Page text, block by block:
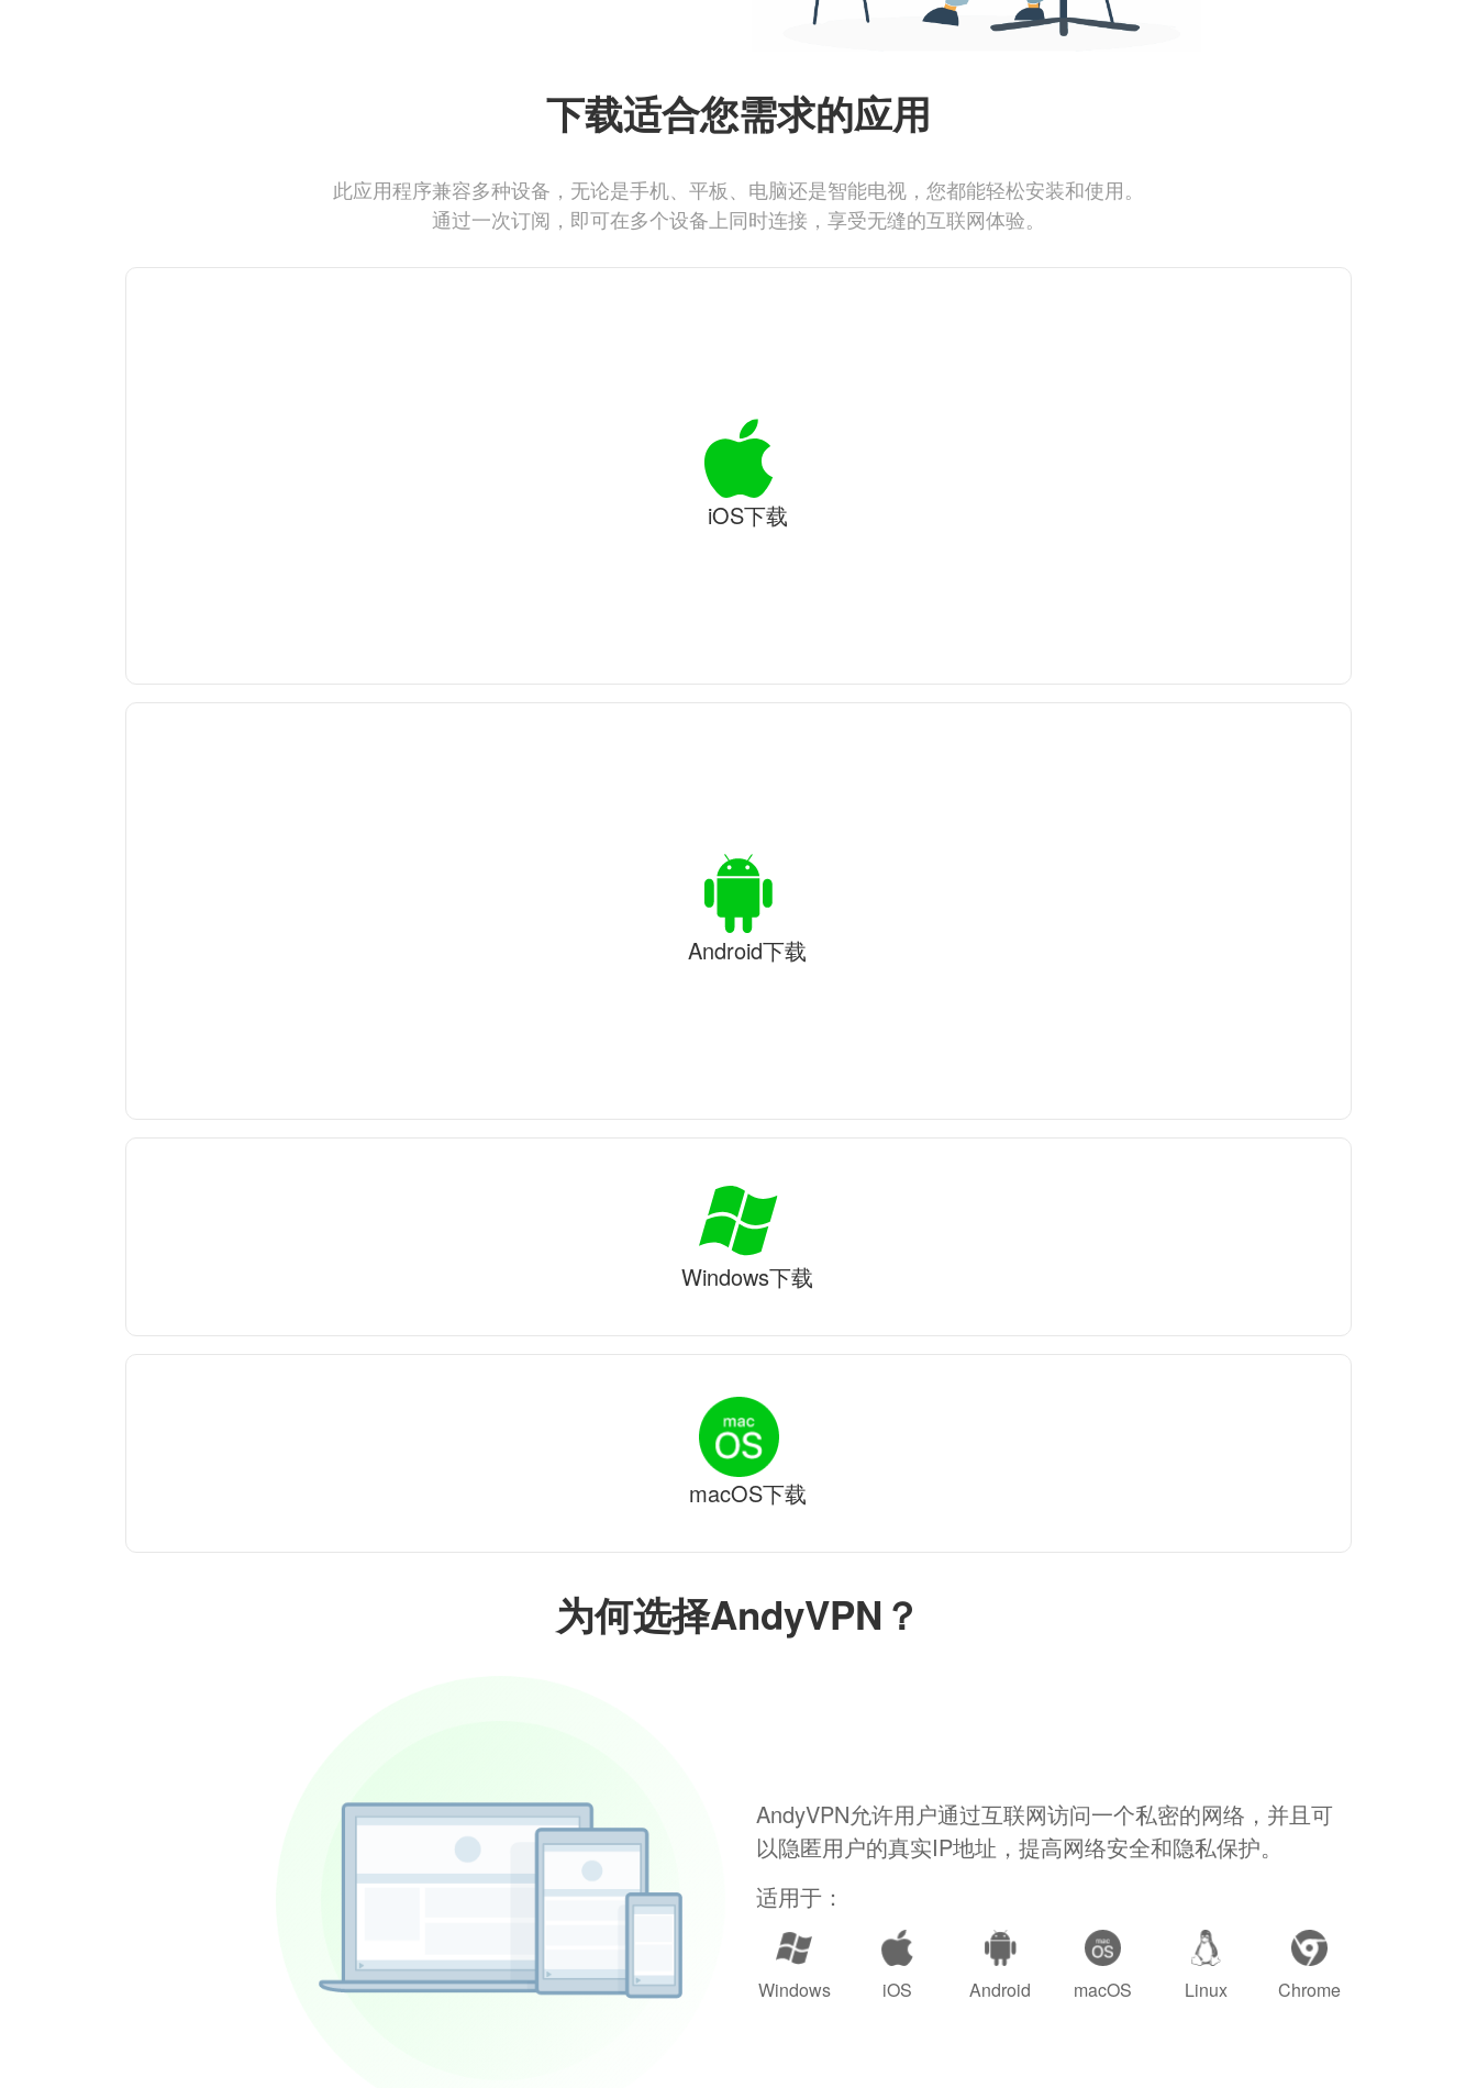
为何选择AndyVPN？
AndyVPN允许用户通过互联网访问一个私密的网络，并且可
以隐匿用户的真实IP地址，提高网络安全和隐私保护。
适用于：
Windows iOS Android macOS Linux Chrome
下载适合您需求的应用
此应用程序兼容多种设备，无论是手机、平板、电脑还是智能电视，您都能轻松安装和使用。
通过一次订阅，即可在多个设备上同时连接，享受无缝的互联网体验。
iOS下载
Android下载
Windows下载
macOS下载